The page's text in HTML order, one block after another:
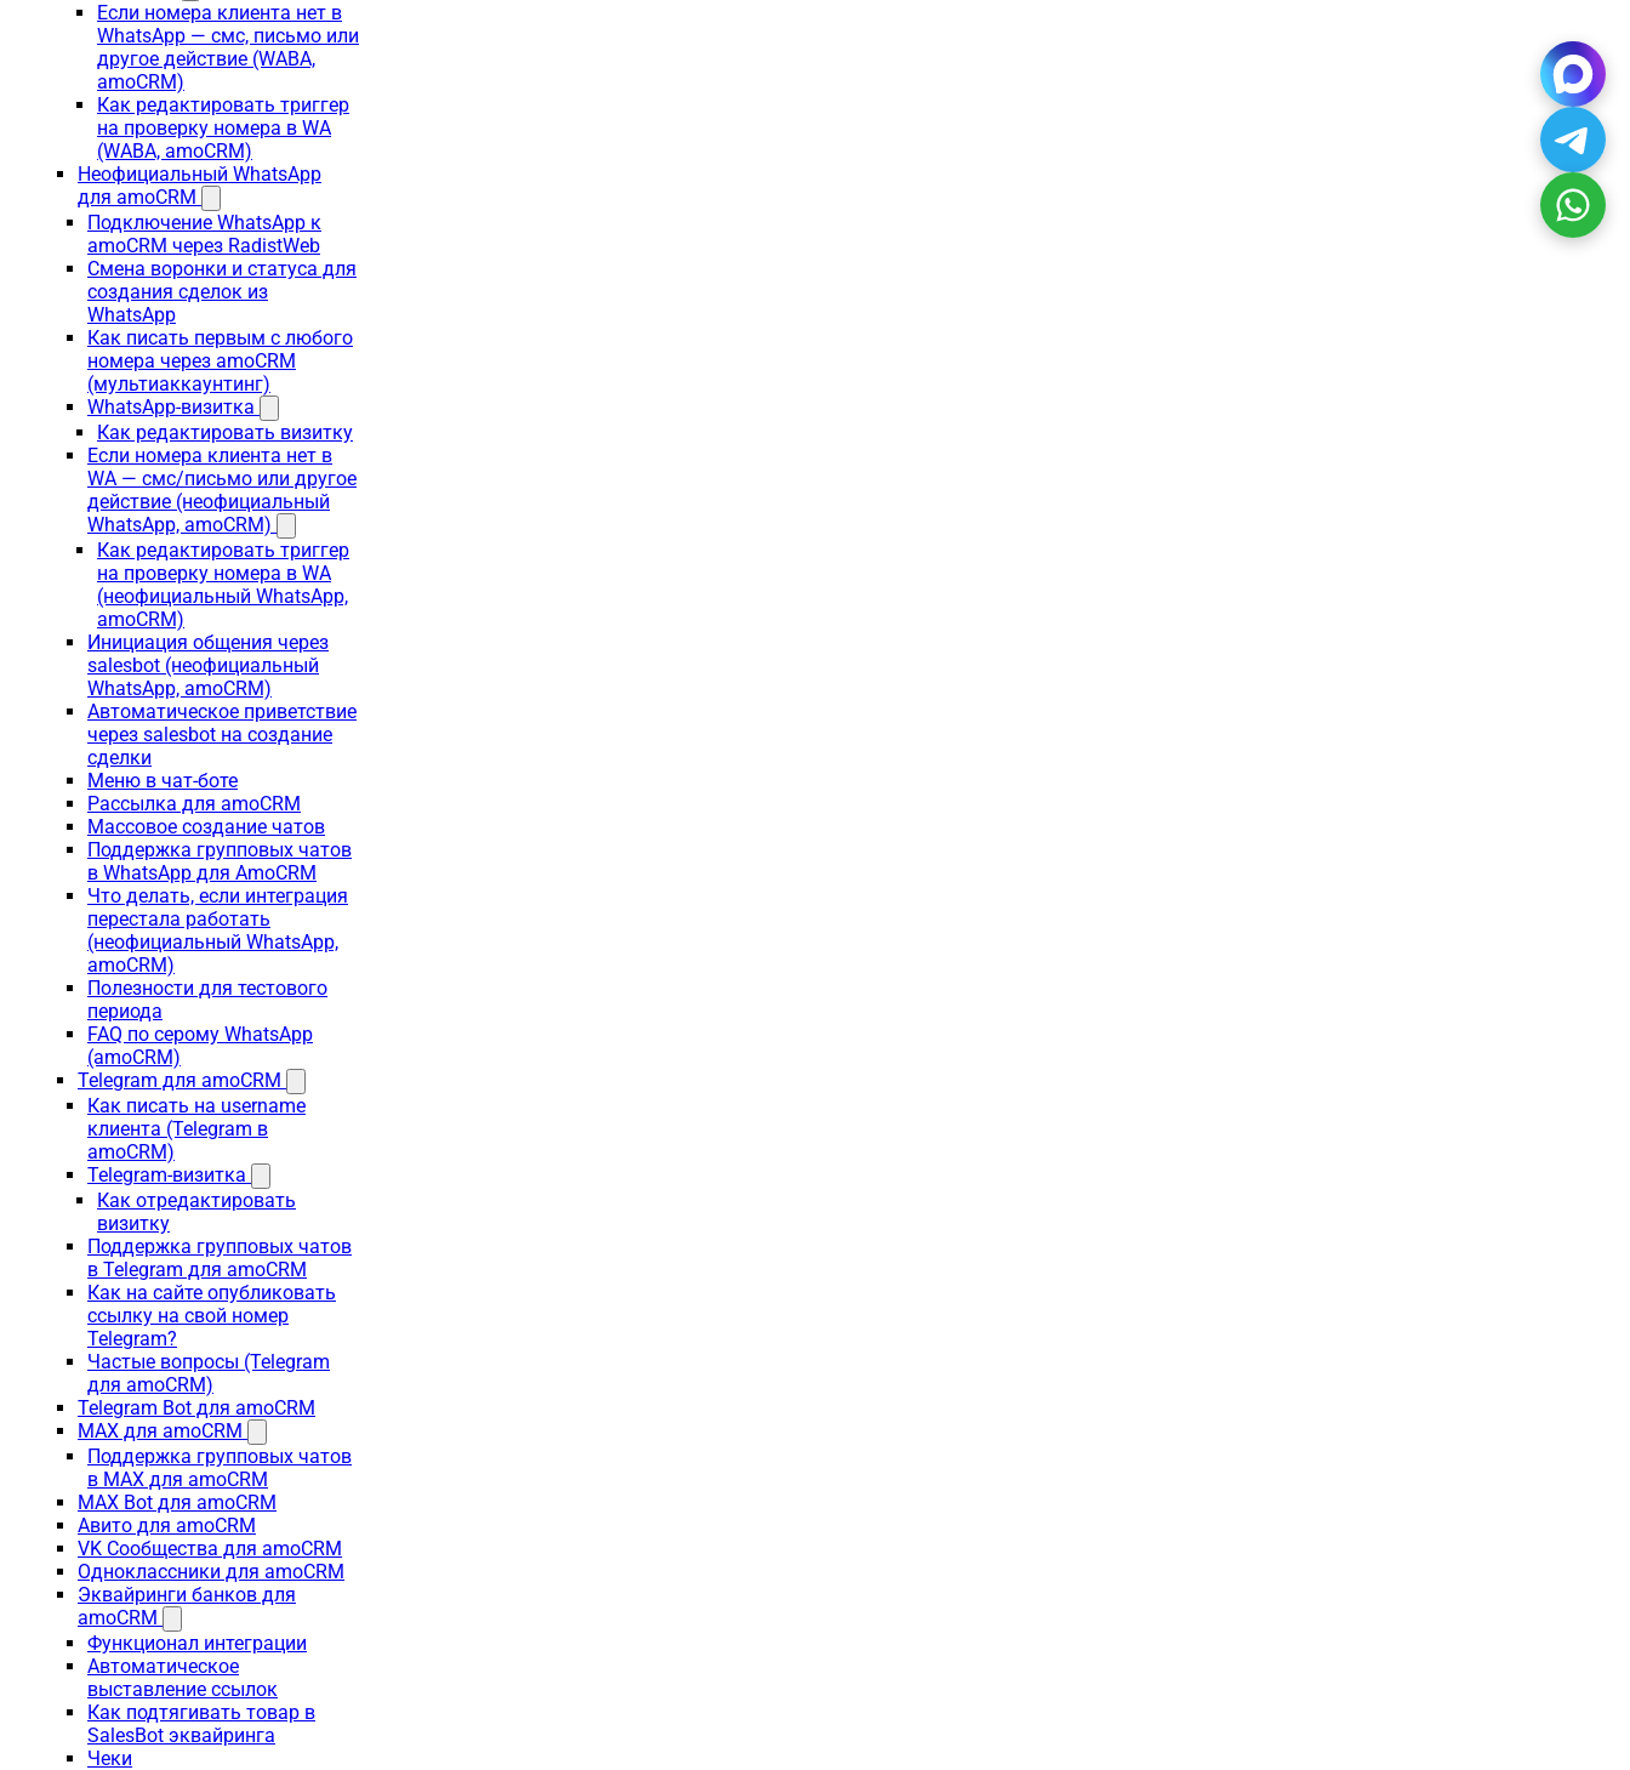
Если номера клиента нет в
WhatsApp — смс, письмо или
другое действие (WABA,
amoCRM)
Как редактировать триггер
на проверку номера в WA
(WABA, amoCRM)
Неофициальный WhatsApp
для amoCRM
Подключение WhatsApp к
amoCRM через RadistWeb
Смена воронки и статуса для
создания сделок из
WhatsApp
Как писать первым с любого
номера через amoCRM
(мультиаккаунтинг)
WhatsApp-визитка
Как редактировать визитку
Если номера клиента нет в
WA — смс/письмо или другое
действие (неофициальный
WhatsApp, amoCRM)
Как редактировать триггер
на проверку номера в WA
(неофициальный WhatsApp,
amoCRM)
Инициация общения через
salesbot (неофициальный
WhatsApp, amoCRM)
Автоматическое приветствие
через salesbot на создание
сделки
Меню в чат-боте
Рассылка для amoCRM
Массовое создание чатов
Поддержка групповых чатов
в WhatsApp для AmoCRM
Что делать, если интеграция
перестала работать
(неофициальный WhatsApp,
amoCRM)
Полезности для тестового
периода
FAQ по серому WhatsApp
(amoCRM)
Telegram для amoCRM
Как писать на username
клиента (Telegram в
amoCRM)
Telegram-визитка
Как отредактировать
визитку
Поддержка групповых чатов
в Telegram для amoCRM
Как на сайте опубликовать
ссылку на свой номер
Telegram?
Частые вопросы (Telegram
для amoCRM)
Telegram Bot для amoCRM
MAX для amoCRM
Поддержка групповых чатов
в MAX для amoCRM
MAX Bot для amoCRM
Авито для amoCRM
VK Сообщества для amoCRM
Одноклассники для amoCRM
Эквайринги банков для
amoCRM
Функционал интеграции
Автоматическое
выставление ссылок
Как подтягивать товар в
SalesBot эквайринга
Чеки